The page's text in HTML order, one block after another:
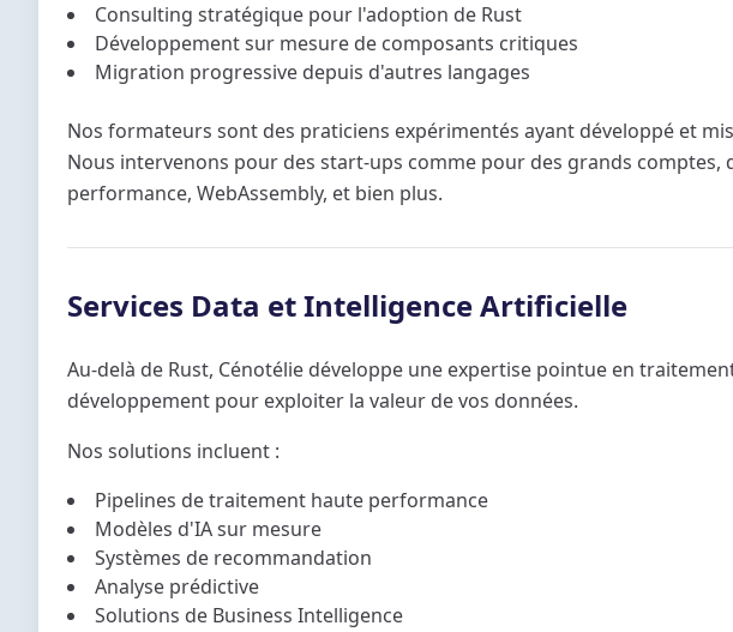
Consulting stratégique pour l'adoption de Rust
Développement sur mesure de composants critiques
Migration progressive depuis d'autres langages
Nos formateurs sont des praticiens expérimentés ayant développé et
Nous intervenons pour des start-ups comme pour des grands
performance, WebAssembly, et bien plus.
Services Data et Intelligence Artificielle
Au-delà de Rust, Cénotélie développe une expertise pointue en
développement pour exploiter la valeur de vos données.
Nos solutions incluent :
Pipelines de traitement haute performance
Modèles d'IA sur mesure
Systèmes de recommandation
Analyse prédictive
Solutions de Business Intelligence